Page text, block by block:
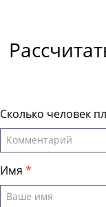
Сколько человек
Имя